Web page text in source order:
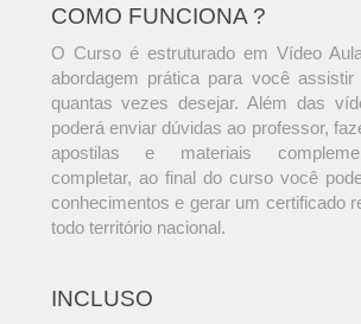
COMO FUNCIONA ?
O Curso é estruturado em Vídeo
abordagem prática para você
quantas vezes desejar. Além das
poderá enviar dúvidas ao professor,
apostilas e materiais
completar, ao final do curso você
conhecimentos e gerar um certificado
todo território nacional.
INCLUSO